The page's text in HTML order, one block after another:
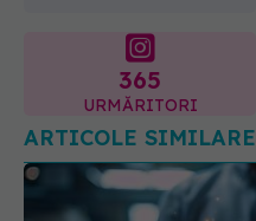
365
URMĂRITORI
ARTICOLE SIMILARE